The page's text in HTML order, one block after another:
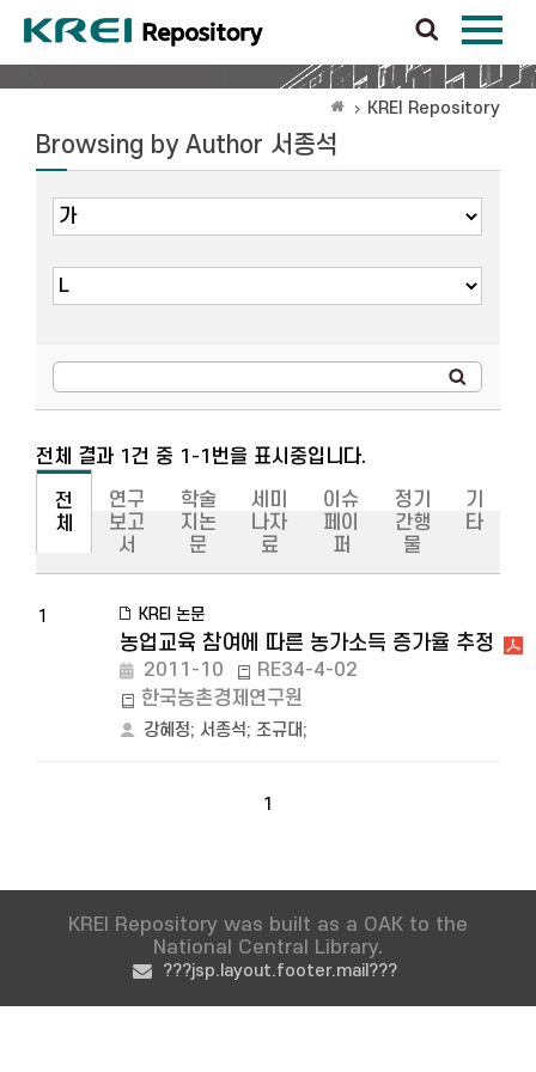
KREI Repository
Browsing by Author 서종석
전체 결과 1건 중 1-1번을 표시중입니다.
전
체
연구
보고
서
학술
지논
문
세미
나자
료
이슈
페이
퍼
정기
간행
물
기
타
1 KREI 논문
농업교육 참여에 따른 농가소득 증가율 추정
2011-10
RE34-4-02
한국농촌경제연구원
강혜정; 서종석; 조규대;
1
KREI Repository was built as a OAK to the
National Central Library.
???jsp.layout.footer.mail???